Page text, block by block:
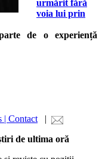
urmărit fără
voia lui prin
de o experiență
| Contact |
de ultima oră